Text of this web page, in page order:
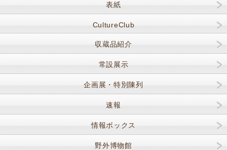
表紙
CultureClub
収蔵品紹介
常設展示
企画展・特別陳列
速報
情報ボックス
野外博物館